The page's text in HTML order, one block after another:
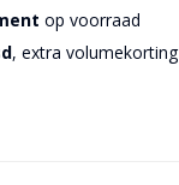
op voorraad
, extra volumekorting